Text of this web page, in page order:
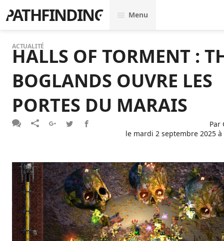
PATHFINDING Menu
ACTUALITÉ
HALLS OF TORMENT :
BOGLANDS OUVRE LES
PORTES DU MARAIS
Par
le mardi 2 septembre 2025 à